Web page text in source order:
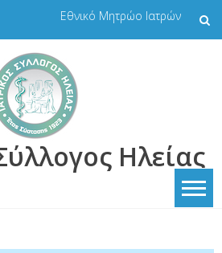
Εθνικό Μητρώο Ιατρών
Ηλείας